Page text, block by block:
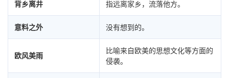
背乡离井 指远离家乡，流落他方。
意料之外 没有想到的。
欧风美雨
比喻来自欧美的思想文化等方面的
侵袭。